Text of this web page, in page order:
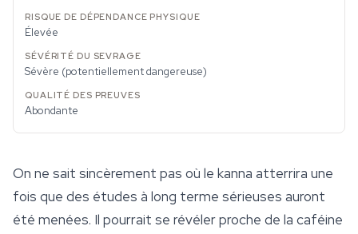
Élevée
Sévère (potentiellement dangereuse)
Abondante
On ne sait sincèrement pas où le kanna atterrira une
fois que des études à long terme sérieuses auront
été menées. Il pourrait se révéler proche de la caféine